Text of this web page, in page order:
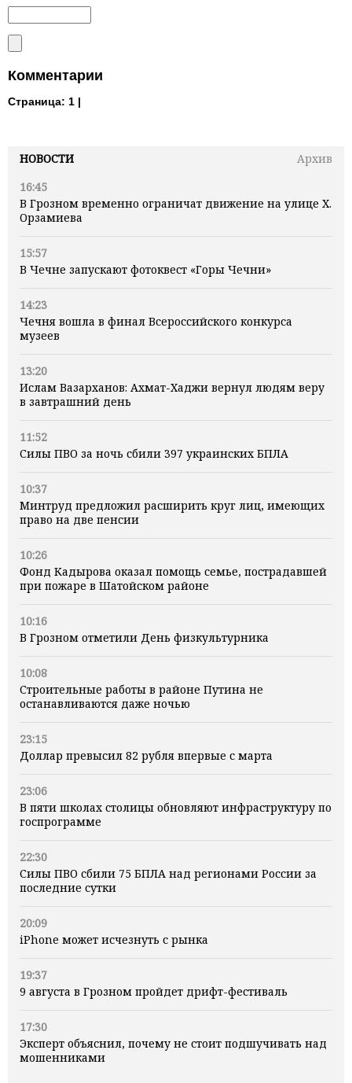
НОВОСТИ
Архив
16:45
В Грозном временно ограничат движение на улице Х.
Орзамиева
15:57
В Чечне запускают фотоквест «Горы Чечни»
14:23
Чечня вошла в финал Всероссийского конкурса
музеев
13:20
Ислам Вазарханов: Ахмат-Хаджи вернул людям веру
в завтрашний день
11:52
Силы ПВО за ночь сбили 397 украинских БПЛА
10:37
Минтруд предложил расширить круг лиц, имеющих
право на две пенсии
10:26
Фонд Кадырова оказал помощь семье, пострадавшей
при пожаре в Шатойском районе
10:16
В Грозном отметили День физкультурника
10:08
Строительные работы в районе Путина не
останавливаются даже ночью
23:15
Доллар превысил 82 рубля впервые с марта
23:06
В пяти школах столицы обновляют инфраструктуру по
госпрограмме
22:30
Силы ПВО сбили 75 БПЛА над регионами России за
последние сутки
20:09
iPhone может исчезнуть с рынка
19:37
9 августа в Грозном пройдет дрифт-фестиваль
17:30
Эксперт объяснил, почему не стоит подшучивать над
мошенниками
Комментарии
Страница: 1 |